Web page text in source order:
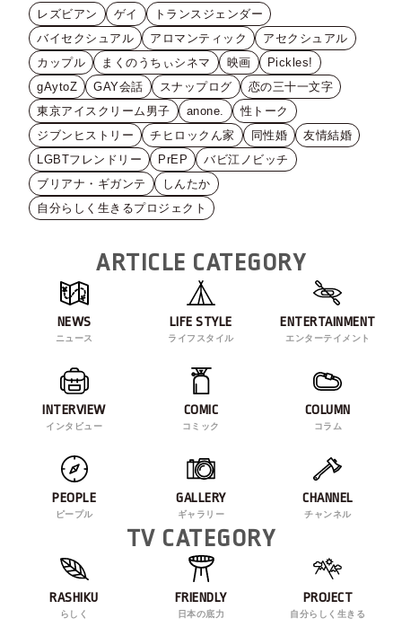
レズビアン ゲイ
トランスジェンダー
バイセクシュアル
アロマンティック
アセクシュアル
カップル
まくのうちぃシネマ 映画
Pickles!
gAytoZ
GAY会話 スナップログ
恋の三十一文字
東京アイスクリーム男子
anone.
性トーク
ジブンヒストリー
チヒロックん家 同性婚
友情結婚
LGBTフレンドリー
PrEP
バビ江ノビッチ
ブリアナ・ギガンテ
しんたか
自分らしく生きるプロジェクト
ARTICLE CATEGORY
NEWS
ニュース
LIFE STYLE
ライフスタイル
ENTERTAINMENT
エンターテイメント
INTERVIEW
インタビュー
COMIC
コミック
COLUMN
コラム
PEOPLE
ピープル
GALLERY
ギャラリー
CHANNEL
チャンネル
TV CATEGORY
RASHIKU
らしく
FRIENDLY
日本の底力
PROJECT
自分らしく生きる